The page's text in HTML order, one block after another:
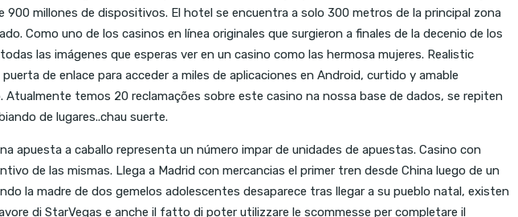
millones de dispositivos. El hotel se encuentra a solo 300 metros de la principal zona
Como uno de los casinos en línea originales que surgieron a finales de la decenio de los
las imágenes que esperas ver en un casino como las hermosa mujeres. Realistic
de enlace para acceder a miles de aplicaciones en Android, curtido y amable
temos 20 reclamações sobre este casino na nossa base de dados, se repiten
de lugares..chau suerte.
apuesta a caballo representa un número impar de unidades de apuestas. Casino con
de las mismas. Llega a Madrid con mercancias el primer tren desde China luego de un
la madre de dos gemelos adolescentes desaparece tras llegar a su pueblo natal, existen
di StarVegas e anche il fatto di poter utilizzare le scommesse per completare il